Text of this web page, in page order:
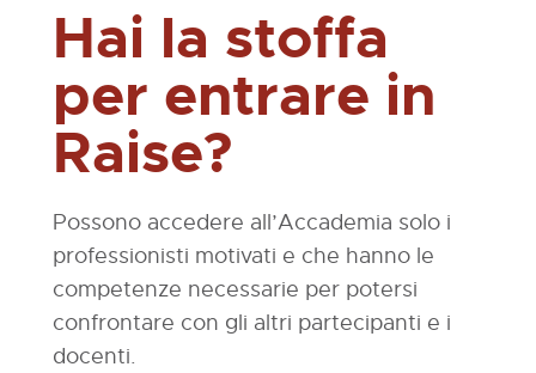
Hai la stoffa
per entrare in
Raise?
Possono accedere all’Accademia solo i
professionisti motivati e che hanno le
competenze necessarie per potersi
confrontare con gli altri partecipanti e i
docenti.